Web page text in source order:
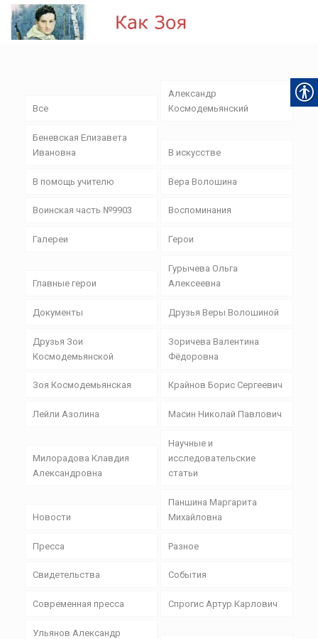
Все
Александр
Космодемьянский
Беневская Елизавета
Ивановна
В искусстве
В помощь учителю Вера Волошина
Воинская часть №9903 Воспоминания
Галереи Герои
Главные герои
Гурычева Ольга
Алексеевна
Документы Друзья Веры Волошиной
Друзья Зои
Космодемьянской
Зоричева Валентина
Фёдоровна
Зоя Космодемьянская Крайнов Борис Сергеевич
Лейли Азолина Масин Николай Павлович
Милорадова Клавдия
Александровна
Научные и
исследовательские
статьи
Новости
Паншина Маргарита
Михайловна
Пресса Разное
Свидетельства События
Современная пресса Спрогис Артур Карлович
Ульянов Александр